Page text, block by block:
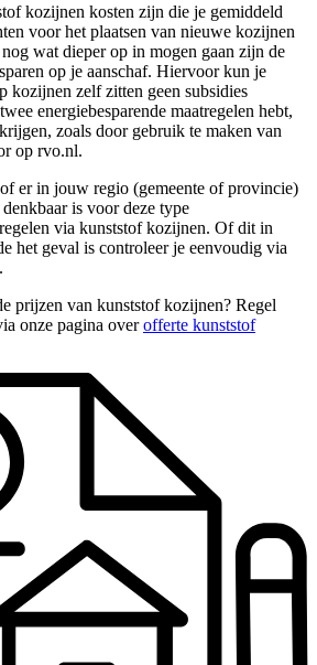
kozijnen kosten zijn die je gemiddeld
voor het plaatsen van nieuwe kozijnen
wat dieper op in mogen gaan zijn de
op je aanschaf. Hiervoor kun je
kozijnen zelf zitten geen subsidies
energiebesparende maatregelen hebt,
zoals door gebruik te maken van
op rvo.nl.
er in jouw regio (gemeente of provincie)
is voor deze type
via kunststof kozijnen. Of dit in
het geval is controleer je eenvoudig via
prijzen van kunststof kozijnen? Regel
onze pagina overofferte kunststof